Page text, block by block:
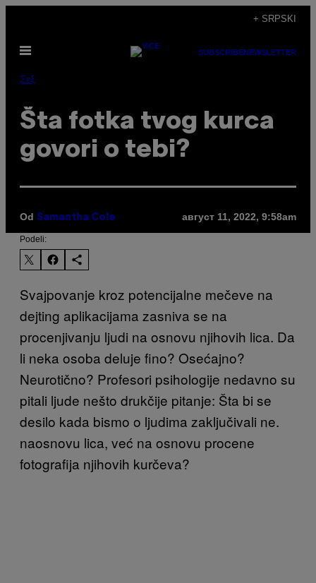
садржај
+ SRPSKI
Otvori
SUBSCRIBENEWSLETTER
Σεξ
Šta fotka tvog kurca
govori o tebi?
Od Samantha Cole август 11, 2022, 9:58am
Podeli:
Svajpovanje kroz potencijalne mečeve na
dejting aplikacijama zasniva se na
procenjivanju ljudi na osnovu njihovih lica. Da
li neka osoba deluje fino? Osećajno?
Neurotično? Profesori psihologije nedavno su
pitali ljude nešto drukčije pitanje: Šta bi se
desilo kada bismo o ljudima zaključivali ne.
naosnovu lica, već na osnovu procene
fotografija njihovih kurčeva?